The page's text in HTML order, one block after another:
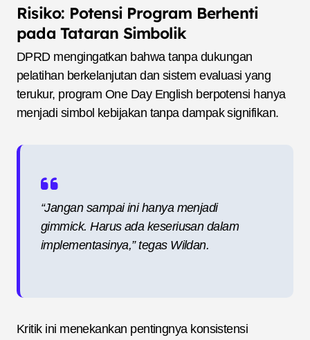
Risiko: Potensi Program Berhenti
pada Tataran Simbolik
DPRD mengingatkan bahwa tanpa dukungan
pelatihan berkelanjutan dan sistem evaluasi yang
terukur, program One Day English berpotensi hanya
menjadi simbol kebijakan tanpa dampak signifikan.
“Jangan sampai ini hanya menjadi
gimmick. Harus ada keseriusan dalam
implementasinya,” tegas Wildan.
Kritik ini menekankan pentingnya konsistensi